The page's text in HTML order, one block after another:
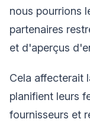
nous pourrions
partenaires
et d'aperçus
Cela affecterait
planifient leurs
fournisseurs et